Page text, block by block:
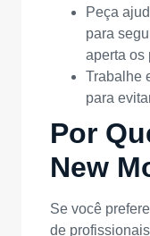
Peça
para
aperta os
Trabalhe
para
Por
New
Se você
de